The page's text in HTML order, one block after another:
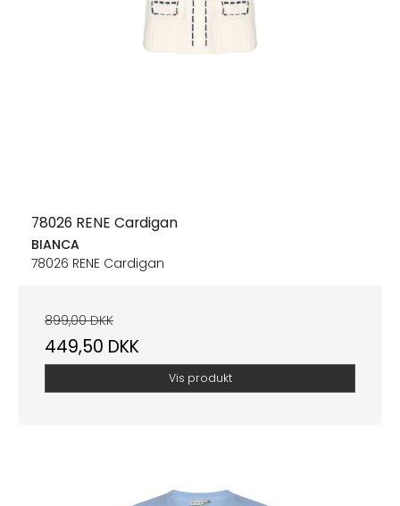
78026 RENE Cardigan
BIANCA
78026 RENE Cardigan
899,00 DKK
449,50 DKK
Vis produkt